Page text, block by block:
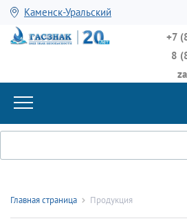
Каменск-Уральский
+7
8
Главная страница Продукция